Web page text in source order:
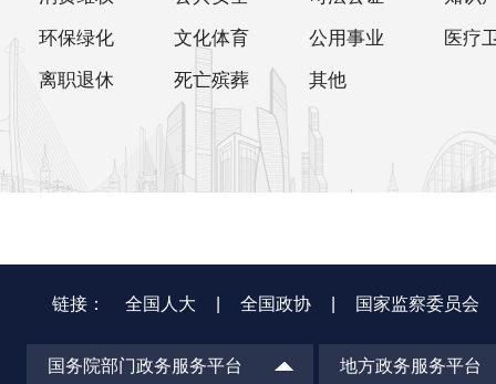
链接： 全国人大 全国政协 国家监察委员会
国务院部门政务服务平台 地方政务服务平台